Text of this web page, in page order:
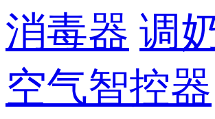
消毒器 调
空气智控器